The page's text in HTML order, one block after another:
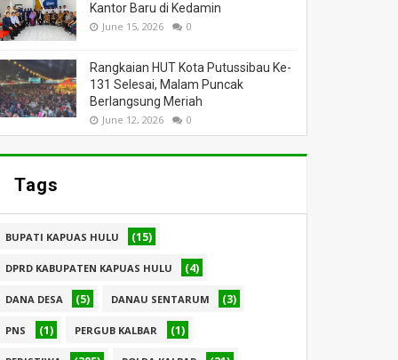
Kantor Baru di Kedamin
June 15, 2026 0
Rangkaian HUT Kota Putussibau Ke-
131 Selesai, Malam Puncak
Berlangsung Meriah
June 12, 2026 0
Tags
BUPATI KAPUAS HULU (15)
DPRD KABUPATEN KAPUAS HULU (4)
DANA DESA (5) DANAU SENTARUM (3)
PNS (1) PERGUB KALBAR (1)